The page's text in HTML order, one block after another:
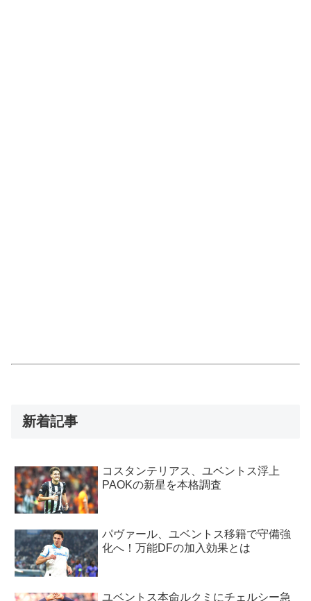
新着記事
コスタンテリアス、ユベントス浮上
PAOKの新星を本格調査
パヴァール、ユベントス移籍で守備強
化へ！万能DFの加入効果とは
ユベントス本命ルクミにチェルシー急